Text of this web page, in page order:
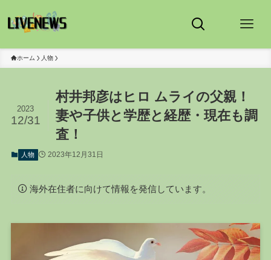
ホーム 人物
村井邦彦はヒロ ムライの父親！
妻や子供と学歴と経歴・現在も調
査！
2023
12/31
人物 2023年12月31日
海外在住者に向けて情報を発信しています。